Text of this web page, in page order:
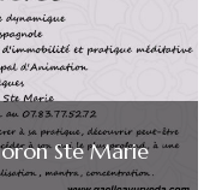
Ste Marie